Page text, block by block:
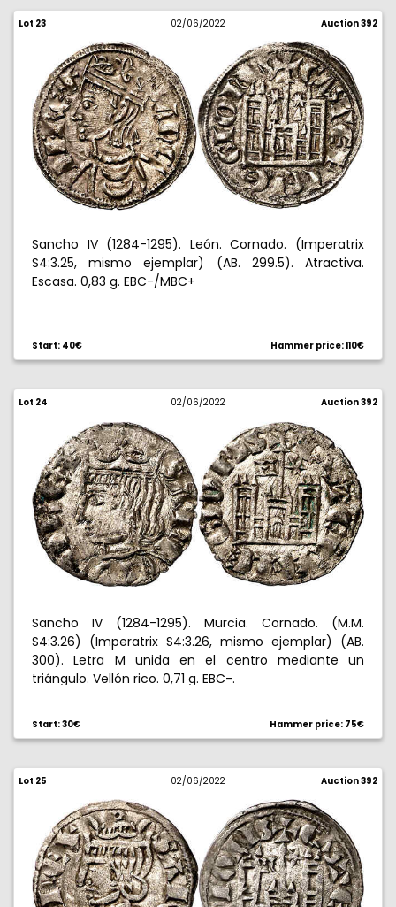
Lot 23 02/06/2022 Auction 392
Sancho IV (1284-1295). León. Cornado. (Imperatrix
S4:3.25, mismo ejemplar) (AB. 299.5). Atractiva.
Escasa. 0,83 g. EBC-/MBC+
Start: 40€ Hammer price: 110€
Lot 24 02/06/2022 Auction 392
Sancho IV (1284-1295). Murcia. Cornado. (M.M.
S4:3.26) (Imperatrix S4:3.26, mismo ejemplar) (AB.
300). Letra M unida en el centro mediante un
triángulo. Vellón rico. 0,71 g. EBC-.
Start: 30€ Hammer price: 75€
Lot 25 02/06/2022 Auction 392